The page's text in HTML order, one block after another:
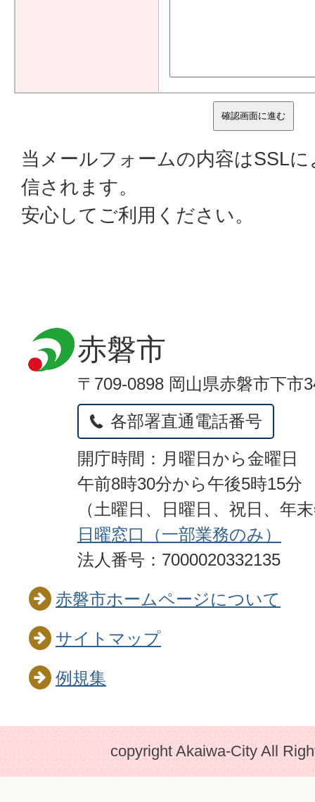
当メールフォームの内容はSSL
信されます。
安心してご利用ください。
赤磐市
〒709-0898 岡山県赤磐市下市
各部署直通電話番号
開庁時間：月曜日から金曜日
午前8時30分から午後5時15分
（土曜日、日曜日、祝日、年
日曜窓口（一部業務のみ）
法人番号：7000020332135
赤磐市ホームページについて
サイトマップ
例規集
copyright Akaiwa-City All